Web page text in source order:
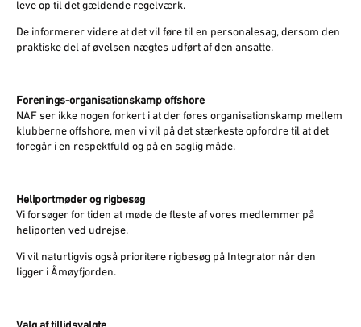
leve op til det gældende regelværk.
De informerer videre at det vil føre til en personalesag, dersom den
praktiske del af øvelsen nægtes udført af den ansatte.
Forenings-organisationskamp offshore
NAF ser ikke nogen forkert i at der føres organisationskamp mellem
klubberne offshore, men vi vil på det stærkeste opfordre til at det
foregår i en respektfuld og på en saglig måde.
Heliportmøder og rigbesøg
Vi forsøger for tiden at møde de fleste af vores medlemmer på
heliporten ved udrejse.
Vi vil naturligvis også prioritere rigbesøg på Integrator når den
ligger i Åmøyfjorden.